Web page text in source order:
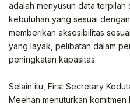
adalah menyusun data terpilah
kebutuhan yang sesuai
memberikan aksesibilitas
yang layak, pelibatan dalam
peningkatan kapasitas.
Selain itu, First Secretary
Meehan menuturkan